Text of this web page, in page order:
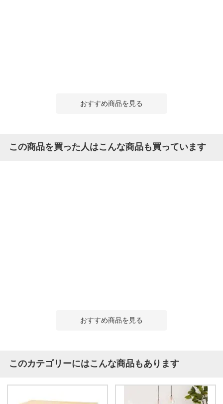
おすすめ商品を見る
この商品を買った人はこんな商品も買っています
おすすめ商品を見る
このカテゴリーにはこんな商品もあります